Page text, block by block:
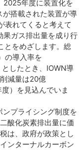
2025年度に装置化を
搭載された装置が導
表れてくると考えて
ガス排出量を成り行
とをめざします。総
の導入率を
したとき、IOWN導
減量は20億
）を見込んでいま
プライシング制度を
酸化炭素排出量に価
は、政府が政策とし
ンターナルカーボン